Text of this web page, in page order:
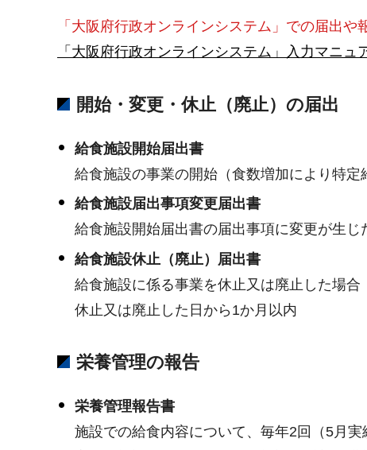
「大阪府行政オンラインシステム」での届出
「大阪府行政オンラインシステム」入力マニ
開始・変更・休止（廃止）の届出
給食施設開始届出書
給食施設の事業の開始（食数増加により特
給食施設届出事項変更届出書
給食施設開始届出書の届出事項に変更が生
給食施設休止（廃止）届出書
給食施設に係る事業を休止又は廃止した場
休止又は廃止した日から1か月以内
栄養管理の報告
栄養管理報告書
施設での給食内容について、毎年2回（5月